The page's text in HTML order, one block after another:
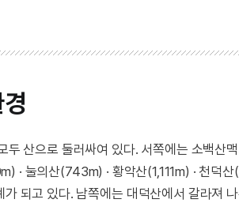
두 산으로 둘러싸여 있다. 서쪽에는 소백산
· 눌의산(743m) · 황악산(1,111m) · 천덕
가 되고 있다. 남쪽에는 대덕산에서 갈라져